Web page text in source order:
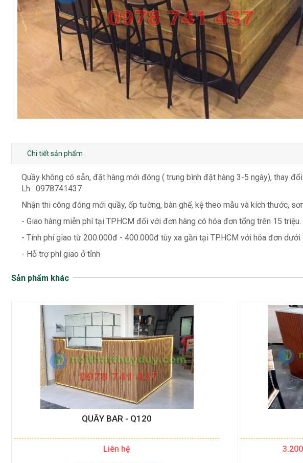
Chi tiết sản phẩm
Quầy không có sẵn, đặt hàng mới đóng ( trung bình đặt hàng 3-5 ngày), thay
Lh : 0978741437
Nhận thi công đóng mới quầy, ốp tường, bàn ghế, kệ theo mẫu và kích thước,
- Giao hàng miễn phí tại TPHCM đối với đơn hàng có hóa đơn tổng trên 15 triệu.
- Tính phí giao từ 200.000đ - 400.000đ tùy xa gần tại TP.HCM với hóa đơn dưới
- Hỗ trợ phí giao ở tỉnh
Sản phẩm khác
QUẦY BAR - Q120
Liên hệ